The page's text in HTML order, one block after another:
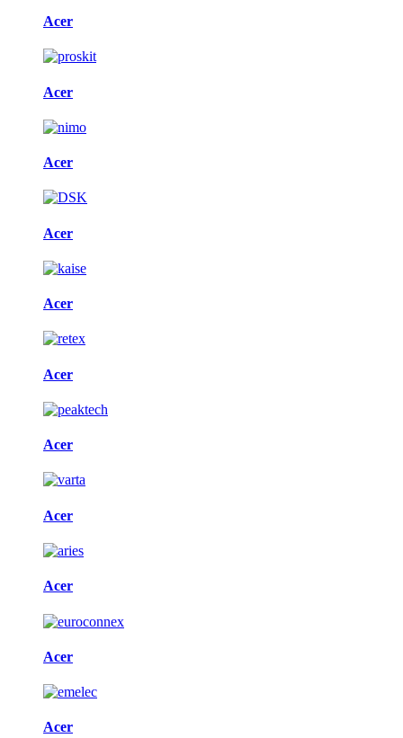
Acer
Acer
Acer
Acer
Acer
Acer
Acer
Acer
Acer
Acer
Acer